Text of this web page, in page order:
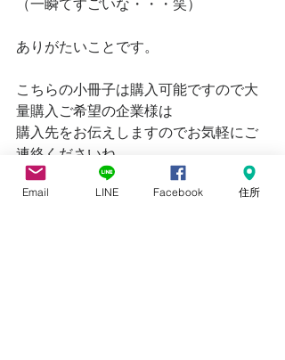
（一瞬てすごいな・・・笑）
ありがたいことです。
こちらの小冊子は購入可能ですので大
量購入ご希望の企業様は
購入先をお伝えしますのでお気軽にご
連絡くださいね。
１冊だけ欲しい！って方もご連絡いた
Email LINE Facebook 住所